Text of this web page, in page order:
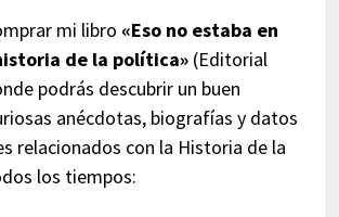
mi libro «Eso no estaba en
de la política»(Editorial
podrás descubrir un buen
anécdotas, biografías y datos
relacionados con la Historia de la
los tiempos: